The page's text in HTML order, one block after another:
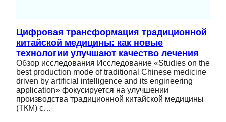
Цифровая трансформация традиционной
китайской медицины: как новые
технологии улучшают качество лечения
Обзор исследования Исследование «Studies on the
best production mode of traditional Chinese medicine
driven by artificial intelligence and its engineering
application» фокусируется на улучшении
производства традиционной китайской медицины
(ТКМ) с…